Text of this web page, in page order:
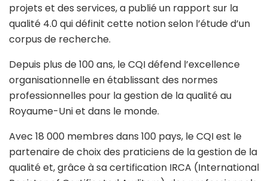
projets et des services, a publié un rapport sur la
qualité 4.0 qui définit cette notion selon l’étude d’un
corpus de recherche.
Depuis plus de 100 ans, le CQI défend l’excellence
organisationnelle en établissant des normes
professionnelles pour la gestion de la qualité au
Royaume-Uni et dans le monde.
Avec 18 000 membres dans 100 pays, le CQI est le
partenaire de choix des praticiens de la gestion de la
qualité et, grâce à sa certification IRCA (International